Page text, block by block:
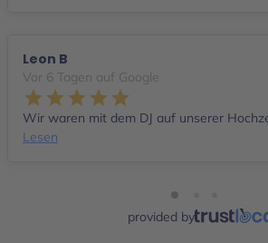
Leon B
Vor 6 Tagen auf Google
Wir waren mit dem DJ auf unserer
Lesen
provided by